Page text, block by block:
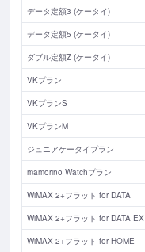
データ定額3 (ケータイ)
データ定額5 (ケータイ)
ダブル定額Z (ケータイ)
VKプラン
VKプランS
VKプランM
ジュニアケータイプラン
mamorino Watchプラン
WiMAX 2+フラット for DATA
WiMAX 2+フラット for DATA EX
WiMAX 2+フラット for HOME